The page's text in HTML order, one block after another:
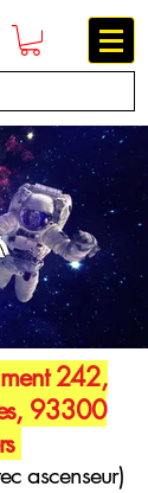
242,
93300
ascenseur)